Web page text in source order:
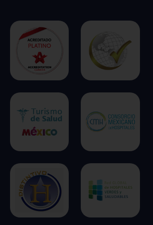
personalización de cookies
dirigidas
de funcionalidad
de rendimiento